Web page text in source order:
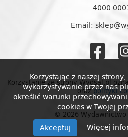
4000
Email:
na
Korzystanie ze strony Wydsal.pl
orazpolityki
© 2026 Wydawnictwo
Korzystając z naszej
wykorzystywanie przez nas
określić warunki
cookies w Twojej
Akceptuj
Więcej